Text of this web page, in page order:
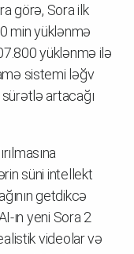
görə, Sora ilk
min yüklənmə
yüklənmə ilə
sistemi ləğv
artacağı
süni intellekt
getdikcə
ın yeni Sora 2
videolar və